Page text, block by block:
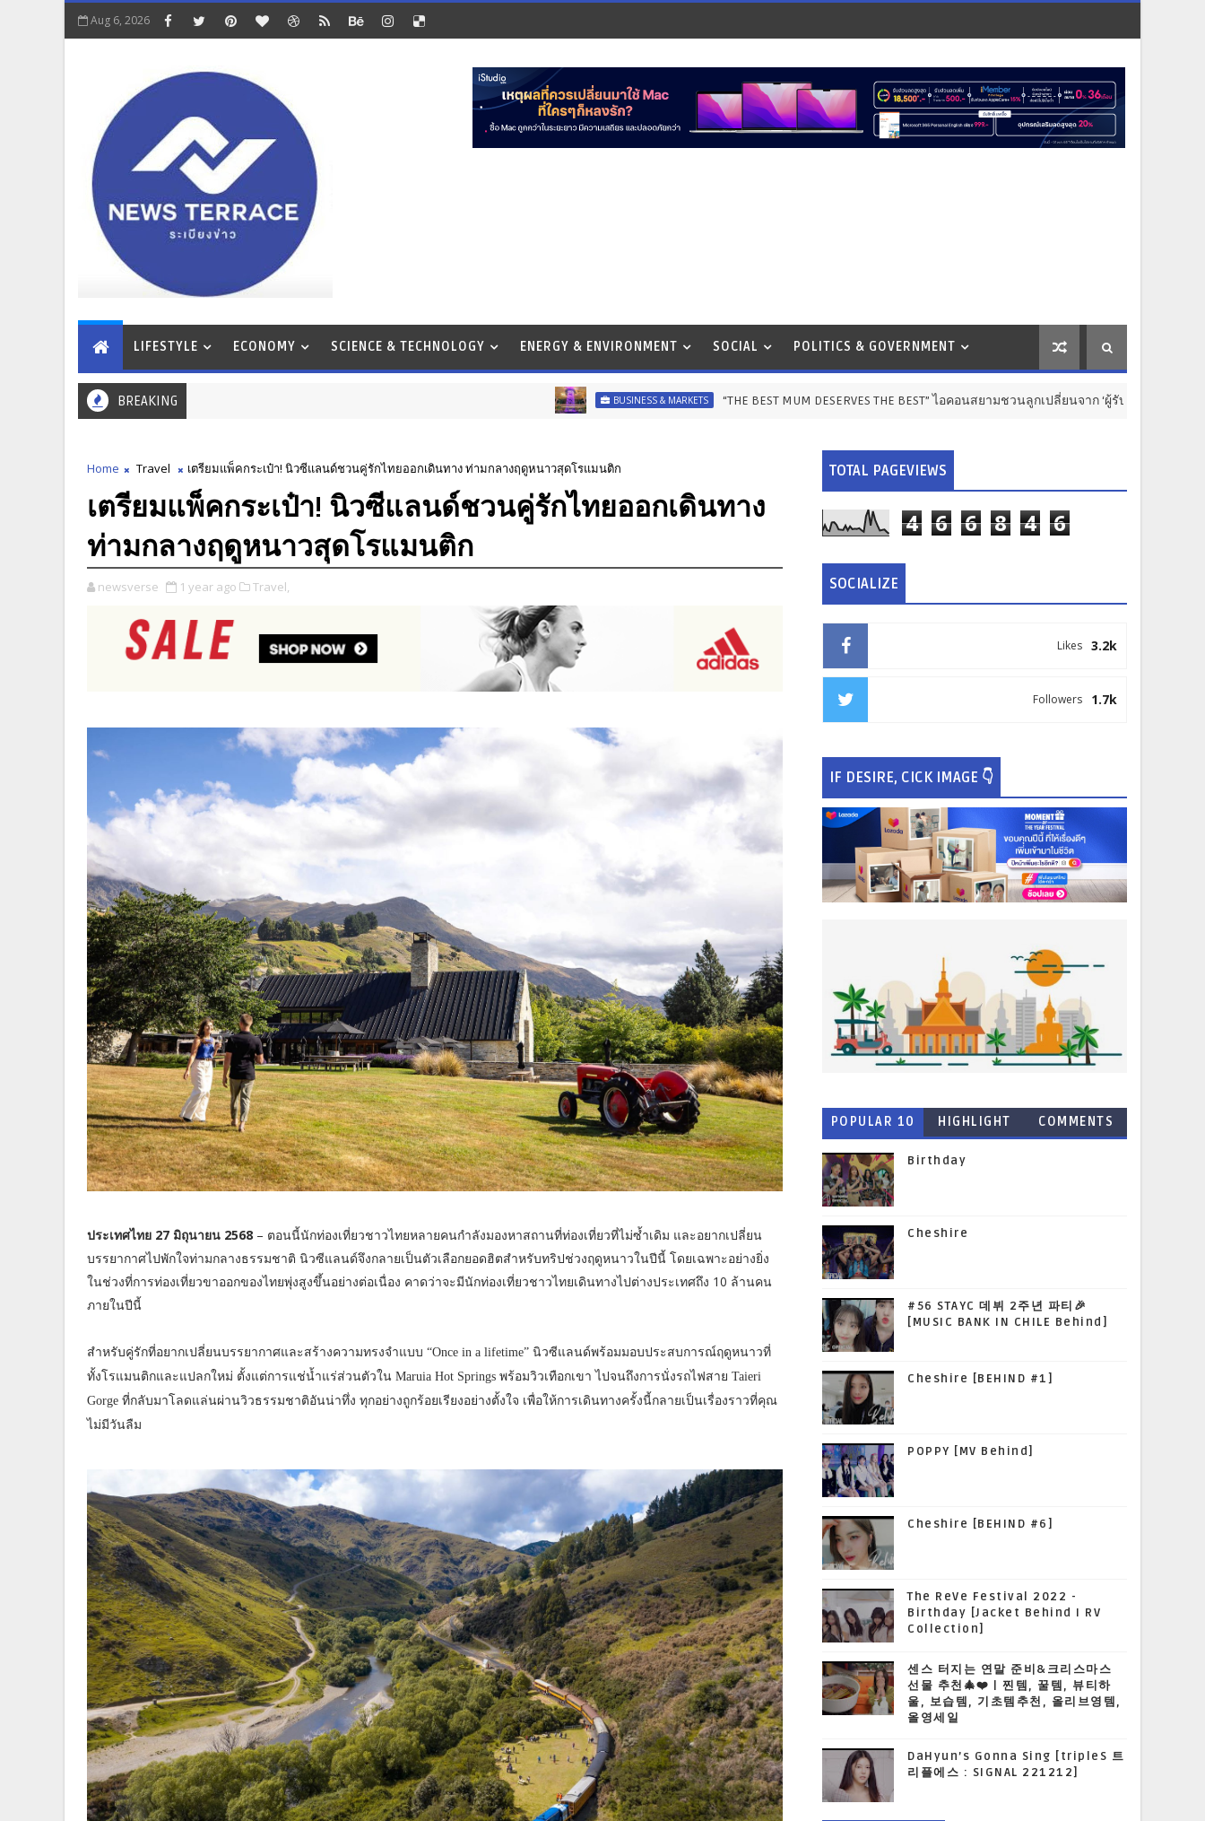
Aug 6, 2026
LIFESTYLE ECONOMY SCIENCE & TECHNOLOGY ENERGY & ENVIRONMENT SOCIAL POLITICS & GOVERNMENT
BREAKING BUSINESS & MARKETS “THE BEST MUM DESERVES THE BEST” ไอคอนสยามชวนลูกเปลี่ยนจาก ‘ผู้รับ’ เป็น ‘ผู้ให้’ ในวันแม่
Home Travel เตรียมแพ็คกระเป๋า! นิวซีแลนด์ชวนคู่รักไทยออกเดินทาง ท่ามกลางฤดูหนาวสุดโรแมนติก
เตรียมแพ็คกระเป๋า! นิวซีแลนด์ชวนคู่รักไทยออกเดินทาง
ท่ามกลางฤดูหนาวสุดโรแมนติก
newsverse 1 year ago Travel,
ประเทศไทย 27 มิถุนายน 2568 – ตอนนี้นักท่องเที่ยวชาวไทยหลายคนกำลังมองหาสถานที่ท่องเที่ยวที่ไม่ซ้ำเดิม และอยากเปลี่ยน
บรรยากาศไปพักใจท่ามกลางธรรมชาติ นิวซีแลนด์จึงกลายเป็นตัวเลือกยอดฮิตสำหรับทริปช่วงฤดูหนาวในปีนี้ โดยเฉพาะอย่างยิ่ง
ในช่วงที่การท่องเที่ยวขาออกของไทยพุ่งสูงขึ้นอย่างต่อเนื่อง คาดว่าจะมีนักท่องเที่ยวชาวไทยเดินทางไปต่างประเทศถึง 10 ล้านคน
ภายในปีนี้
สำหรับคู่รักที่อยากเปลี่ยนบรรยากาศและสร้างความทรงจำแบบ “Once in a lifetime” นิวซีแลนด์พร้อมมอบประสบการณ์ฤดูหนาวที่
ทั้งโรแมนติกและแปลกใหม่ ตั้งแต่การแช่น้ำแร่ส่วนตัวใน Maruia Hot Springs พร้อมวิวเทือกเขา ไปจนถึงการนั่งรถไฟสาย Taieri
Gorge ที่กลับมาโลดแล่นผ่านวิวธรรมชาติอันน่าทึ่ง ทุกอย่างถูกร้อยเรียงอย่างตั้งใจ เพื่อให้การเดินทางครั้งนี้กลายเป็นเรื่องราวที่คุณ
ไม่มีวันลืม
TOTAL PAGEVIEWS
4 6 6 8 4 6
SOCIALIZE
3.2k
Likes
1.7k
Followers
IF DESIRE, CICK IMAGE 👇
POPULAR 10
HIGHLIGHT
COMMENTS
Birthday
Cheshire
#56 STAYC 데뷔 2주년 파티🎉
[MUSIC BANK IN CHILE Behind]
Cheshire [BEHIND #1]
POPPY [MV Behind]
Cheshire [BEHIND #6]
The ReVe Festival 2022 -
Birthday [Jacket Behind I RV
Collection]
센스 터지는 연말 준비&크리스마스
선물 추천🎄❤️ | 찐템, 꿀템, 뷰티하
울, 보습템, 기초템추천, 올리브영템,
올영세일
DaHyun’s Gonna Sing [tripleS 트
리플에스 : SIGNAL 221212]